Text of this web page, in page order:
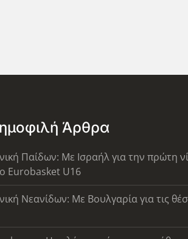
Άρθρα
Παίδων: Με Ισραήλ για την πρώτη
Eurobasket U16
Νεανίδων: Με Βουλγαρία για τις